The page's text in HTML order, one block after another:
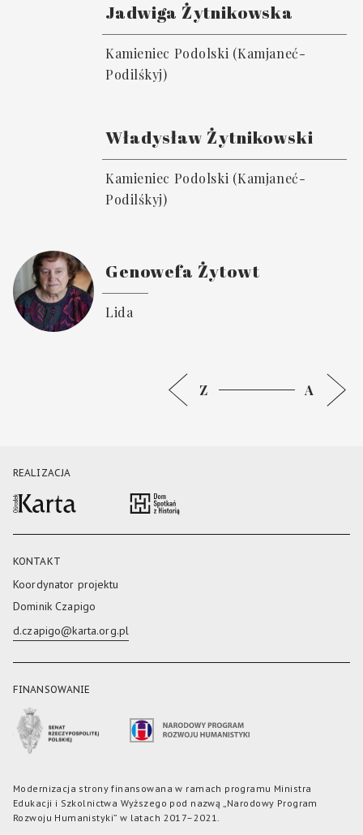
Jadwiga Żytnikowska
Kamieniec Podolski (Kamjaneć-
Podilśkyj)
Władysław Żytnikowski
Kamieniec Podolski (Kamjaneć-
Podilśkyj)
Genowefa Żytowt
Lida
Z A
REALIZACJA
KONTAKT
Koordynator projektu
Dominik Czapigo
d.czapigo@karta.org.pl
FINANSOWANIE
Modernizacja strony finansowana w ramach programu Ministra
Edukacji i Szkolnictwa Wyższego pod nazwą „Narodowy Program
Rozwoju Humanistyki” w latach 2017–2021.